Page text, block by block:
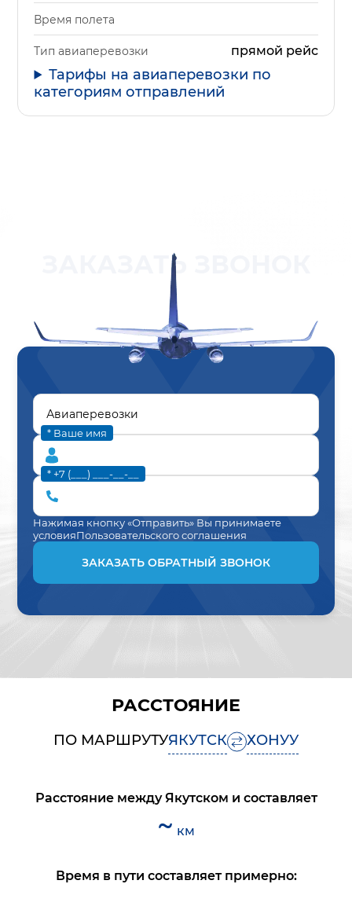
Время полета
Тип авиаперевозки прямой рейс
Тарифы на авиаперевозки по
категориям отправлений
ЗАКАЗАТЬ ЗВОНОК
* Ваше имя
* +7 (___) ___-__-__
Нажимая кнопку «Отправить» Вы принимаете
условияПользовательского соглашения
ЗАКАЗАТЬ ОБРАТНЫЙ ЗВОНОК
РАССТОЯНИЕ
ПО МАРШРУТУЯКУТСК ХОНУУ
Расстояние междуЯкутском и составляет
~ км
Время в пути составляет примерно: